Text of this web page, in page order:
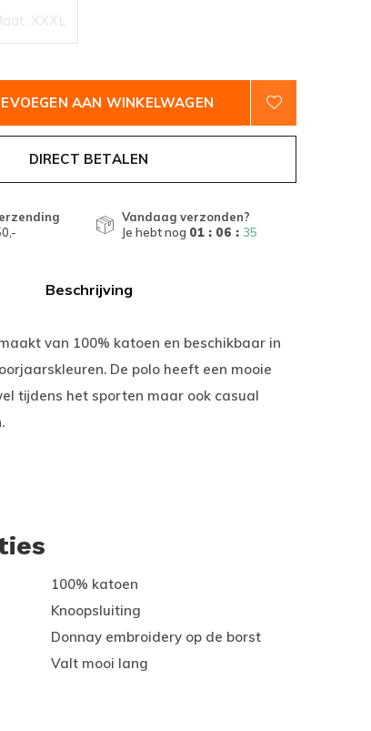
XXXL
AAN WINKELWAGEN
DIRECT BETALEN
Vandaag verzonden?
Je hebt nog 01 : 06 : 34
Beschrijving
van 100% katoen en beschikbaar in
De polo heeft een mooie
tijdens het sporten maar ook casual
100% katoen
Knoopsluiting
Donnay embroidery op de borst
Valt mooi lang